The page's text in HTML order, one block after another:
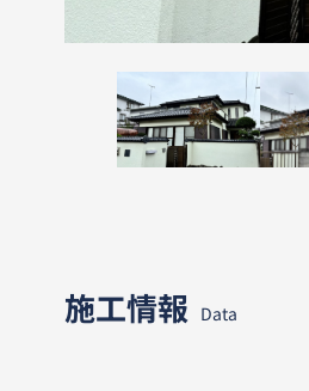
施工情報 Data